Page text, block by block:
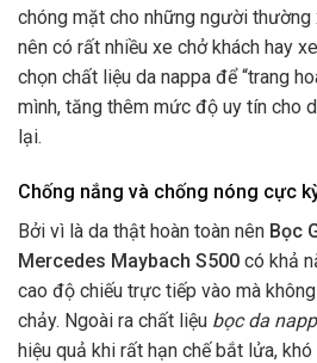
chóng mặt cho những người
nên có rất nhiều xe chở khách hay
chọn chất liệu da nappa để “trang
mình, tăng thêm mức độ uy tín cho
lại.
Chống nắng và chống nóng cực
Bởi vì là da thật hoàn toàn nên Bọc
Mercedes Maybach S500 có khả
cao độ chiếu trực tiếp vào mà
chảy. Ngoài ra chất liệu bọc da
hiệu quả khi rất hạn chế bắt lửa,